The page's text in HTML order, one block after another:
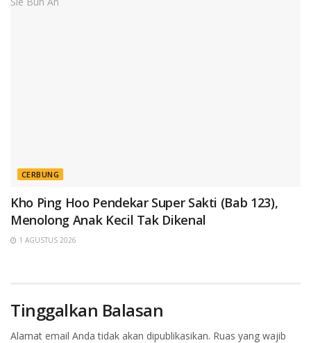
CERBUNG
Kho Ping Hoo Pendekar Super Sakti (Bab 123),
Menolong Anak Kecil Tak Dikenal
1 AGUSTUS 2026
Tinggalkan Balasan
Alamat email Anda tidak akan dipublikasikan. Ruas yang wajib